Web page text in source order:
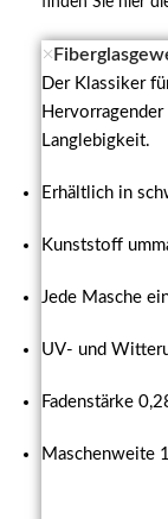
Der Klassiker
Langlebigkeit.
Erhältlich in
Kunststoff
Jede Masche
UV- und
Fadenstärke
Maschenweite